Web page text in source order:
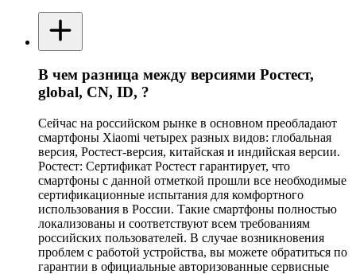
В чем разница между версиями Ростест,
global, CN, ID, ?
Сейчас на российском рынке в основном преобладают
смартфоны Xiaomi четырех разных видов: глобальная
версия, Ростест-версия, китайская и индийская версии.
Ростест: Сертификат Ростест гарантирует, что
смартфоны с данной отметкой прошли все необходимые
сертификационные испытания для комфортного
использования в России. Такие смартфоны полностью
локализованы и соответствуют всем требованиям
российских пользователей. В случае возникновения
проблем с работой устройства, вы можете обратиться по
гарантии в официальные авторизованные сервисные